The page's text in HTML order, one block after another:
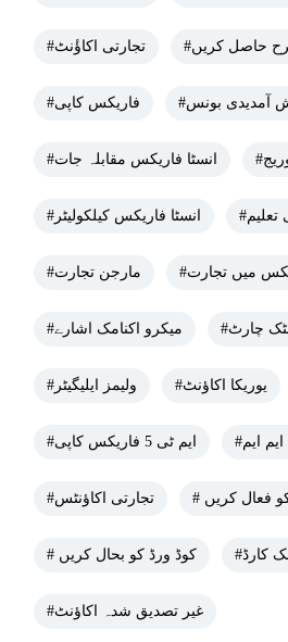
#تجارتی اکاؤٔنٹ حاصل کریں
#فاریکس کاپی آمدیدی بونس
#انسٹا فاریکس مقابلہ جات
#انسٹا فاریکس کیلکولیٹر
#مارجن تجارت میں تجارت
#میکرو اکنامک اشارے چارٹ
#ولیمز ایلیگیٹر #یوریکا اکاؤنٹ
#ایم ٹی 5 فاریکس کاپی ایم ایم
#تجارتی اکاؤنٹس فعال کریں
# کوڈ ورڈ کو بحال کریں کارڈ
#غیر تصدیق شدہ اکاؤنٹ